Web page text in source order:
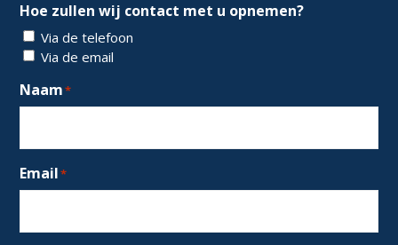
Hoe zullen wij contact met u opnemen?
Via de telefoon
Via de email
Naam*
Email*